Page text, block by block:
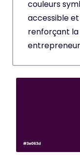
couleurs
accessible
renforçant